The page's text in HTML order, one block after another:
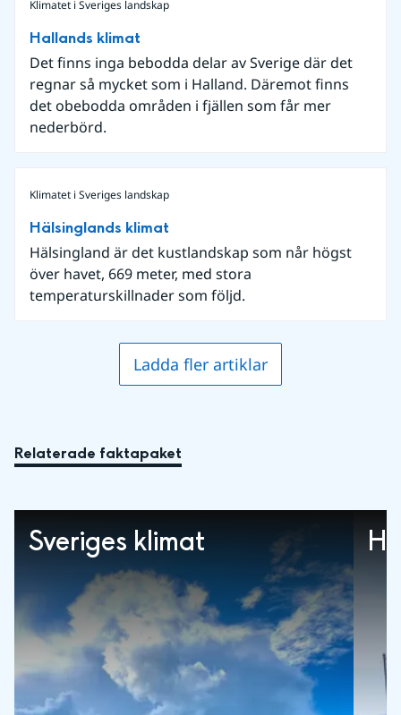
Klimatet i Sveriges landskap
Hallands klimat
Det finns inga bebodda delar av Sverige där det
regnar så mycket som i Halland. Däremot finns
det obebodda områden i fjällen som får mer
nederbörd.
Klimatet i Sveriges landskap
Hälsinglands klimat
Hälsingland är det kustlandskap som når högst
över havet, 669 meter, med stora
temperaturskillnader som följd.
Ladda fler artiklar
Relaterade faktapaket
Sveriges klimat